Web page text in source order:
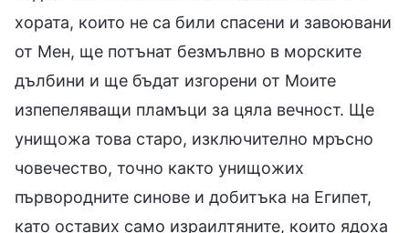
хората, които не са били спасени и завоювани
от Мен, ще потънат безмълвно в морските
дълбини и ще бъдат изгорени от Моите
изпепеляващи пламъци за цяла вечност. Ще
унищожа това старо, изключително мръсно
човечество, точно както унищожих
първородните синове и добитъка на Египет,
като оставих само израилтяните, които ядоха